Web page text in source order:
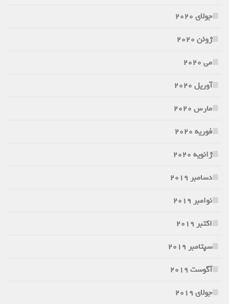
جولای 2020
ژوئن 2020
می 2020
آوریل 2020
مارس 2020
فوریه 2020
ژانویه 2020
دسامبر 2019
نوامبر 2019
اکتبر 2019
سپتامبر 2019
آگوست 2019
جولای 2019